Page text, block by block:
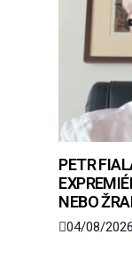
PETR
NEBO
04/08/2026